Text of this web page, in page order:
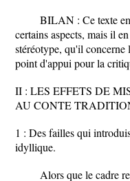
BILAN : Ce texte
certains aspects, mais il
stéréotype, qu'il concerne
point d'appui pour la
II : LES EFFETS DE
AU CONTE
1 : Des failles qui
idyllique.
Alors que le cadre